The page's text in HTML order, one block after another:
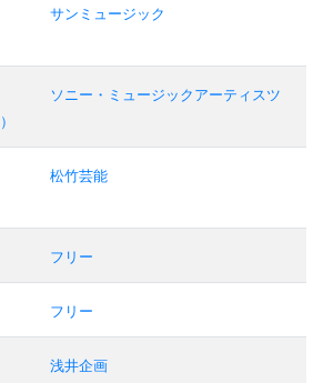
サンミュージック
ソニー・ミュージックアーティスツ
松竹芸能
フリー
フリー
浅井企画